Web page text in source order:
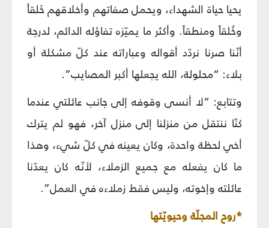
يحيا حياة الشهداء، ويحمل صفاتهم وأخلاقهم خَلقاً
وخُلقاً ومنطقاً. وأكثر ما يميّزه تفاؤله الدائم، لدرجة
أنّنا صرنا نردّد أقواله وعباراته عند كلّ مشكلة أو
بلاء: “محلولة، الله يجعلها أكبر المصايب”.
وتتابع: “لا أنسى وقوفه إلى جانب عائلتي عندما
كنّا ننتقل من منزلنا إلى منزل آخر، فهو لم يترك
أخي لحظة واحدة، وكان يعينه في كلّ شيء، وهذا
ما كان يفعله مع جميع الزملاء، لأنّه كان يعدّنا
عائلته وإخوته، وليس فقط زملاءه في العمل”.
*روح المجلّة وحيويّتها